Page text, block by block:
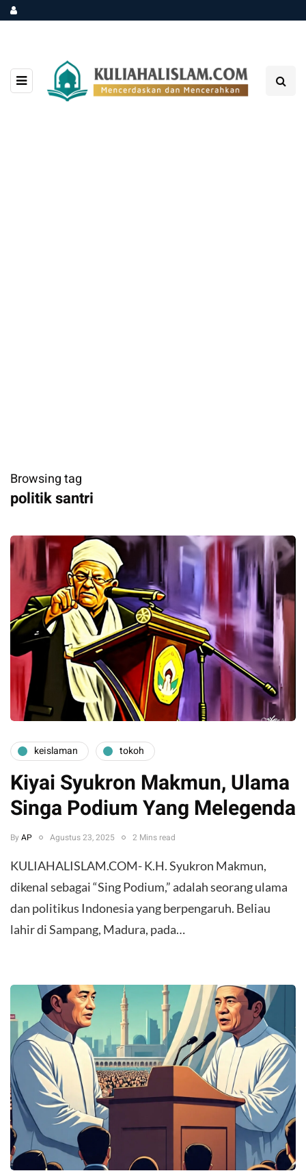
Browsing tag
politik santri
keislaman tokoh
Kiyai Syukron Makmun, Ulama
Singa Podium Yang Melegenda
By AP Agustus 23, 2025 2 Mins read
KULIAHALISLAM.COM- K.H. Syukron Makmun,
dikenal sebagai “Sing Podium,” adalah seorang ulama
dan politikus Indonesia yang berpengaruh. Beliau
lahir di Sampang, Madura, pada…